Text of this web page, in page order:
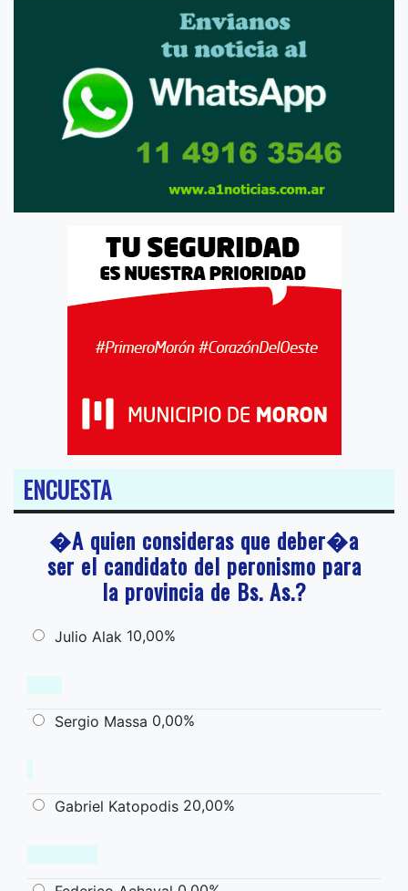
ENCUESTA
�A quien consideras que deber�a
ser el candidato del peronismo para
la provincia de Bs. As.?
Julio Alak 10,00%
Sergio Massa 0,00%
Gabriel Katopodis 20,00%